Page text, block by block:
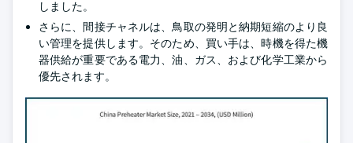
しました。
さらに、間接チャネルは、鳥取の発明と納期短縮のより良
い管理を提供します。そのため、買い手は、時機を得た機
器供給が重要である電力、油、ガス、および化学工業から
優先されます。